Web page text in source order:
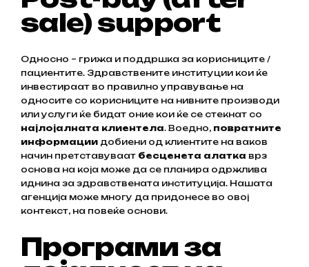
sale) support
Односно – грижа и поддршка за корисниците /
пациентите. Здравствените институции кои ќе
инвестираат во правилно управување на
односите со корисниците на нивните производи
или услуги ќе бидат оние кои ќе се стекнат со
најлојалната клиентела. Воедно, повратните
информации добиени од клиентите на ваков
начин претставуваат бесценета алатка врз
основа на која може да се планира одржлива
иднина за здравствената институција. Нашата
агенција може многу да придонесе во овој
контекст, на повеќе основи.
Програми за